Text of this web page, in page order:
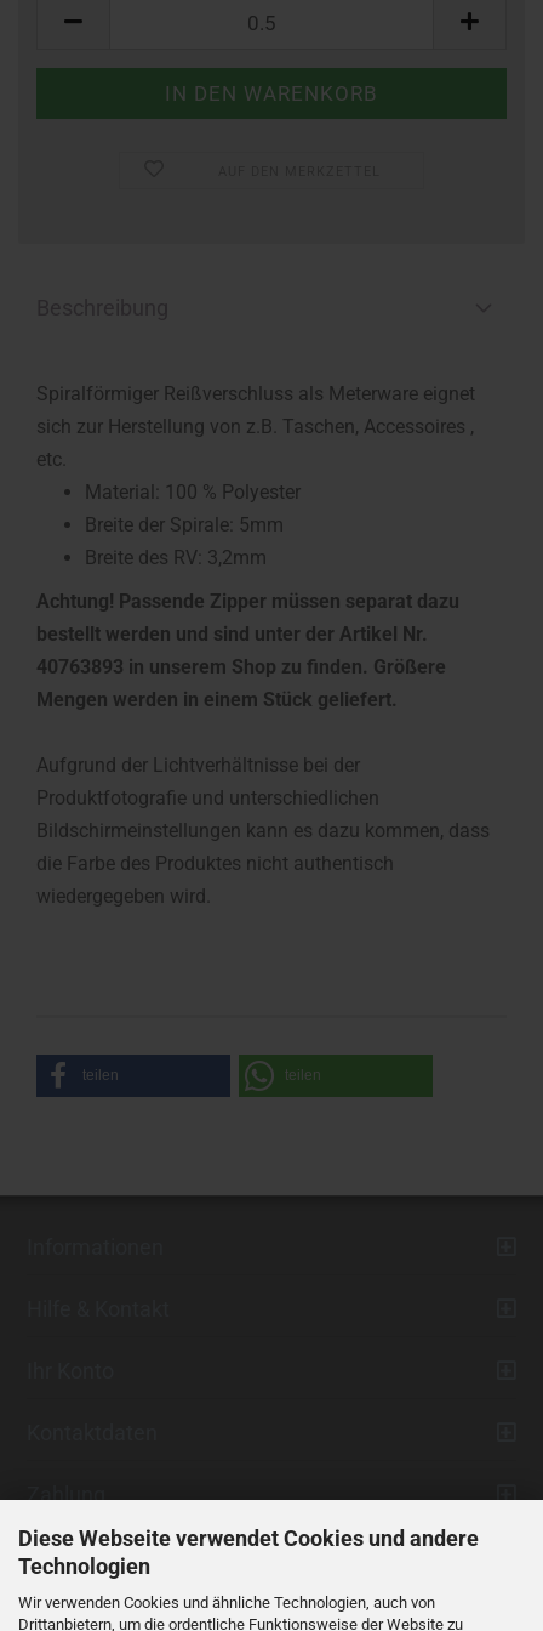
Diese Webseite verwendet Cookies und andere
Technologien
Wir verwenden Cookies und ähnliche Technologien, auch von
Drittanbietern, um die ordentliche Funktionsweise der Website zu
Spiralförmiger Reißverschluss als Meterware eignet
sich zur Herstellung von z.B. Taschen, Accessoires ,
etc.
Material: 100 % Polyester
Breite der Spirale: 5mm
Breite des RV: 3,2mm
Achtung! Passende Zipper müssen separat dazu
bestellt werden und sind unter der Artikel Nr.
40763893 in unserem Shop zu finden. Größere
Mengen werden in einem Stück geliefert.
Aufgrund der Lichtverhältnisse bei der
Produktfotografie und unterschiedlichen
Bildschirmeinstellungen kann es dazu kommen, dass
die Farbe des Produktes nicht authentisch
wiedergegeben wird.
teilen teilen
Zahlung